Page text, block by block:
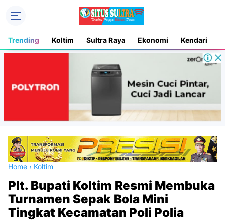
Trending Koltim Sultra Raya Ekonomi Kendari
Home › Koltim
Plt. Bupati Koltim Resmi Membuka
Turnamen Sepak Bola Mini
Tingkat Kecamatan Poli Polia